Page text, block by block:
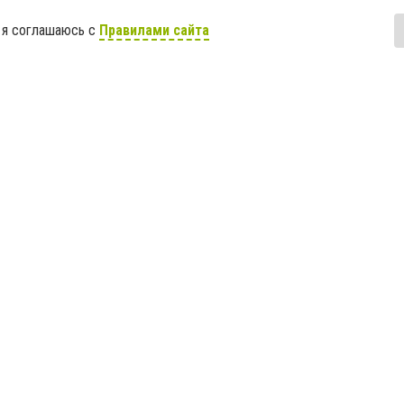
соглашаюсь с Правилами сайта